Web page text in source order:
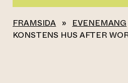
FRAMSIDA » EVENEMANG
KONSTENS HUS AFTER